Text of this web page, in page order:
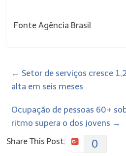
Fonte Agência Brasil
← Setor de serviços cresce
alta em seis meses
Ocupação de pessoas 60+
ritmo supera o dos jovens →
Share This Post:
0